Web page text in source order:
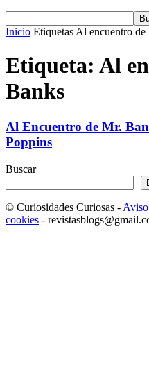
Inicio Etiquetas Al encuentro
Etiqueta: Al
Banks
Al Encuentro de Mr.
Poppins
Buscar
© Curiosidades Curiosas -
cookies -